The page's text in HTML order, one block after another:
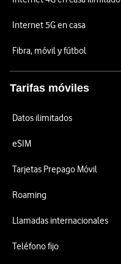
Internet 5G en casa
Fibra, móvil y fútbol
Tarifas móviles
Datos ilimitados
eSIM
Tarjetas Prepago Móvil
Roaming
Llamadas internacionales
Teléfono fijo